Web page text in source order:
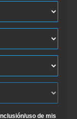
uso de mis